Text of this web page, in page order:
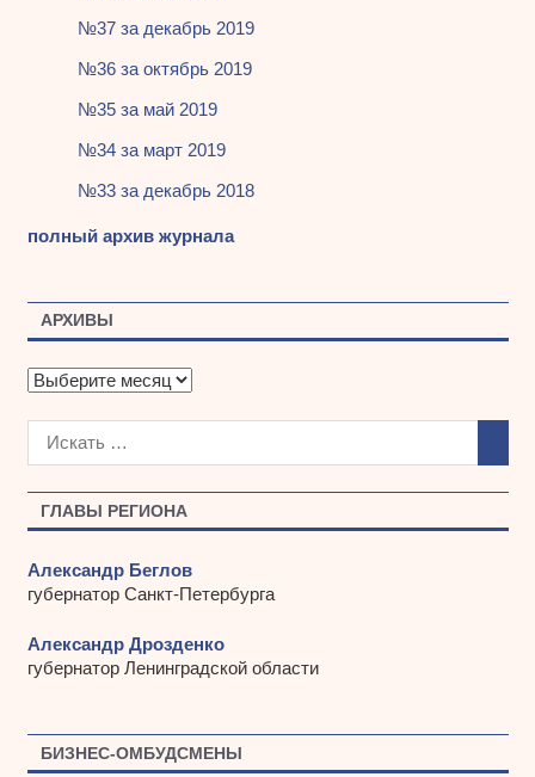
ГЛАВЫ РЕГИОНА
Александр Беглов
губернатор Санкт-Петербурга
Александр Дрозденко
губернатор Ленинградской области
БИЗНЕС-ОМБУДСМЕНЫ
№37 за декабрь 2019
№36 за октябрь 2019
№35 за май 2019
№34 за март 2019
№33 за декабрь 2018
полный архив журнала
АРХИВЫ
А
х
ы